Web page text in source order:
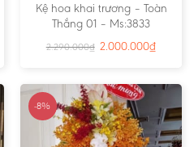
Kệ hoa khai trương – Toàn
Thắng 01 – Ms:3833
2.290.000₫ 2.000.000₫
-8%